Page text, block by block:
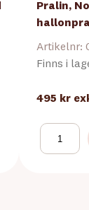
Pralin,
Artikelnr:
Finns i
495 kr